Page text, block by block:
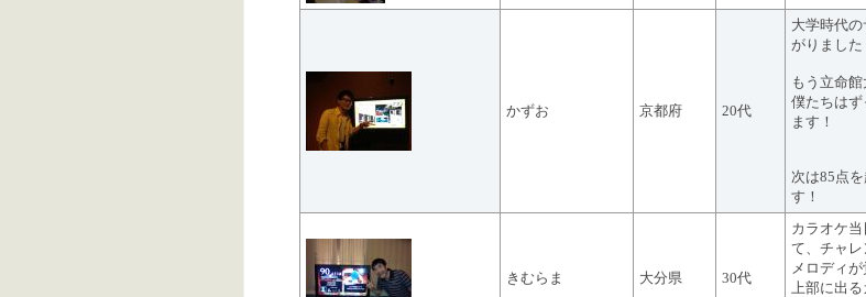
かずお 京都府 20代
大学時代
がりました
もう立命館
僕たちは
ます！
次は85点
す！
きむらま 大分県 30代
カラオケ
て、チャレ
メロディ
上部に出